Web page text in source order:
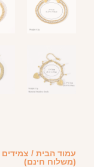
עמוד הבית / צמידים
(משלוח חינם)